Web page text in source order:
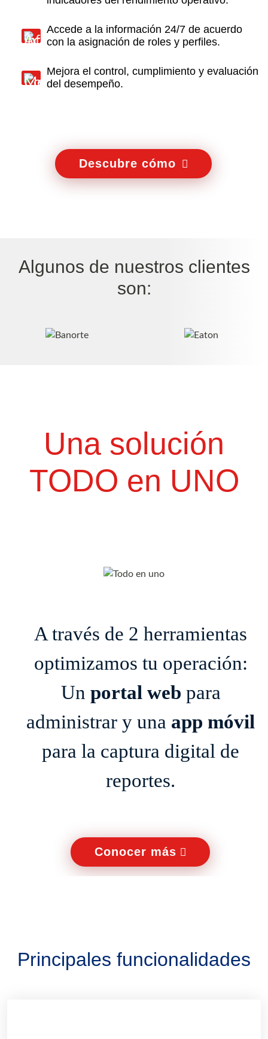
Accede a la información 24/7 de acuerdo
con la asignación de roles y perfiles.
Mejora el control, cumplimiento y evaluación
del desempeño.
Descubre cómo
Algunos de nuestros clientes
son:
Una solución
TODO en UNO
A través de 2 herramientas
optimizamos tu operación:
Un portal web para
administrar y una app móvil
para la captura digital de
reportes.
Conocer más
Principales funcionalidades